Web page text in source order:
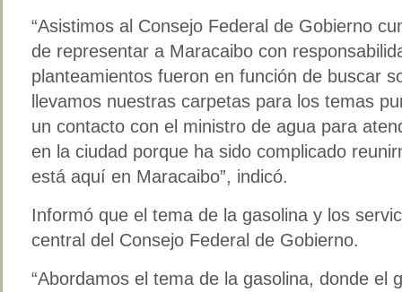
“Asistimos al Consejo Federal de Gobierno
de representar a Maracaibo con
planteamientos fueron en función de buscar
llevamos nuestras carpetas para los temas
un contacto con el ministro de agua para
en la ciudad porque ha sido complicado
está aquí en Maracaibo”, indicó.
Informó que el tema de la gasolina y los
central del Consejo Federal de Gobierno.
“Abordamos el tema de la gasolina, donde el